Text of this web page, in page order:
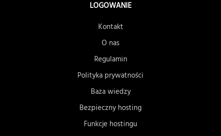
LOGOWANIE
Kontakt
O nas
Regulamin
Polityka prywatności
Baza wiedzy
Bezpieczny hosting
Funkcje hostingu